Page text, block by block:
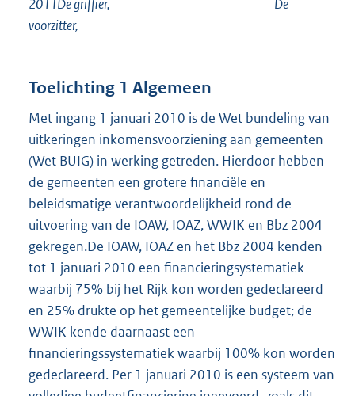
2011De griffier, De
voorzitter,
Toelichting 1 Algemeen
Met ingang 1 januari 2010 is de Wet bundeling van
uitkeringen inkomensvoorziening aan gemeenten
(Wet BUIG) in werking getreden. Hierdoor hebben
de gemeenten een grotere financiële en
beleidsmatige verantwoordelijkheid rond de
uitvoering van de IOAW, IOAZ, WWIK en Bbz 2004
gekregen.De IOAW, IOAZ en het Bbz 2004 kenden
tot 1 januari 2010 een financieringsystematiek
waarbij 75% bij het Rijk kon worden gedeclareerd
en 25% drukte op het gemeentelijke budget; de
WWIK kende daarnaast een
financieringssystematiek waarbij 100% kon worden
gedeclareerd. Per 1 januari 2010 is een systeem van